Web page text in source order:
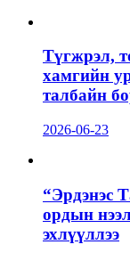
Түгжрэл,
хамгийн
талбайн
2026-06-23
“Эрдэнэс
ордын
эхлүүллээ